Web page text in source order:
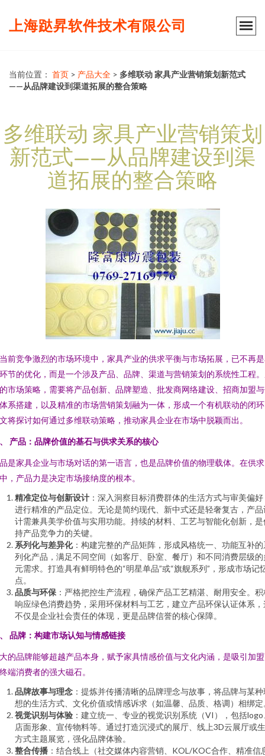
上海跶昇软件技术有限公司
当前位置： 首页 > 产品大全 > 多维联动 家具产业营销策划新范式
——从品牌建设到渠道拓展的整合策略
多维联动 家具产业营销策划
新范式——从品牌建设到渠
道拓展的整合策略
前竞争激烈的市场环境中，家具产业的供求平衡与市场拓展，已不再
节的优化，而是一个涉及产品、品牌、渠道与营销策划的系统性工程
市场策略，需要将产品创新、品牌塑造、批发商网络建设、招商加盟
系搭建，以及精准的市场营销策划融为一体，形成一个有机联动的闭
将探讨如何通过多维联动策略，推动家具企业在市场中脱颖而出。
产品：品牌价值的基石与供求关系的核心
是家具企业与市场对话的第一语言，也是品牌价值的物理载体。在供
，产品力是决定市场接纳度的根本。
精准定位与创新设计 ：深入洞察目标消费群体的生活方式与审美偏
进行精准的产品定位。无论是简约现代、新中式还是轻奢复古，产品
计需兼具美学价值与实用功能。持续的材料、工艺与智能化创新，是
持产品竞争力的关键。
系列化与差异化：构建完整的产品矩阵，形成风格统一、功能互补的
列化产品，满足不同空间（如客厅、卧室、餐厅）和不同消费层级的
元需求。打造具有鲜明特色的“明星单品”或“旗舰系列”，形成市场记
点。
品质与环保 ：严格把控生产流程，确保产品工艺精湛、耐用安全。积
响应绿色消费趋势，采用环保材料与工艺，建立产品环保认证体系，
不仅是企业社会责任的体现，更是品牌信誉的核心保障。
品牌：构建市场认知与情感链接
的品牌能够超越产品本身，赋予家具情感价值与文化内涵，是吸引加
端消费者的强大磁石。
品牌故事与理念 ：提炼并传播清晰的品牌理念与故事，将品牌与某种
想的生活方式、文化价值或情感诉求（如温馨、品质、格调）相绑定
视觉识别与体验 ：建立统一、专业的视觉识别系统（VI），包括logo
店面形象、宣传物料等。通过打造沉浸式的展厅、线上3D云展厅或
方式主题展览，强化品牌体验。
整合传播 ：结合线上（社交媒体内容营销、KOL/KOC合作、精准信